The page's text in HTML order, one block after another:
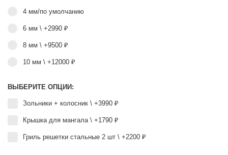
4 мм/по умолчанию
6 мм \ +2990 ₽
8 мм \ +9500 ₽
10 мм \ +12000 ₽
ВЫБЕРИТЕ ОПЦИИ:
Зольники + колосник \ +3990 ₽
Крышка для мангала \ +1790 ₽
Гриль решетки стальные 2 шт \ +2200 ₽